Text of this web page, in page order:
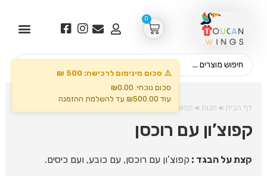
0
דף הבית » חנות » קפוצ'ונים וסווצ'רים
קפוצ’ון עם רוכסן
קצת על הבגד : קפוצ’ון עם רוכסן, עם כובע, ועם כיסים.
⚠️ סכום מינימום לרכישה: 500 ₪
סכום נוכחי: ₪0.00
עוד ₪500.00 עד להשלמת ההזמנה